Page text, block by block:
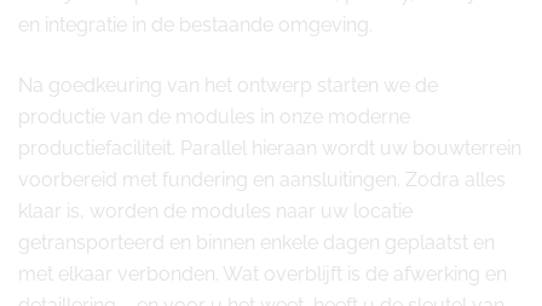
en integratie in de bestaande omgeving.
Na goedkeuring van het ontwerp starten we de
productie van de modules in onze moderne
productiefaciliteit. Parallel hieraan wordt uw bouwterrein
voorbereid met fundering en aansluitingen. Zodra alles
klaar is, worden de modules naar uw locatie
getransporteerd en binnen enkele dagen geplaatst en
met elkaar verbonden. Wat overblijft is de afwerking en